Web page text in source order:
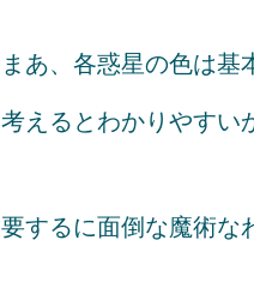
まあ、各惑星の色は基
考えるとわかりやすい
要するに面倒な魔術な